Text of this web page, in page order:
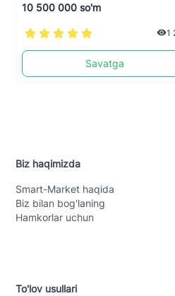
10 500 000 so'm
1
Savatga
Biz haqimizda
Smart-Mаrket haqida
Biz bilan bog'laning
Hamkorlar uchun
To'lov usullari